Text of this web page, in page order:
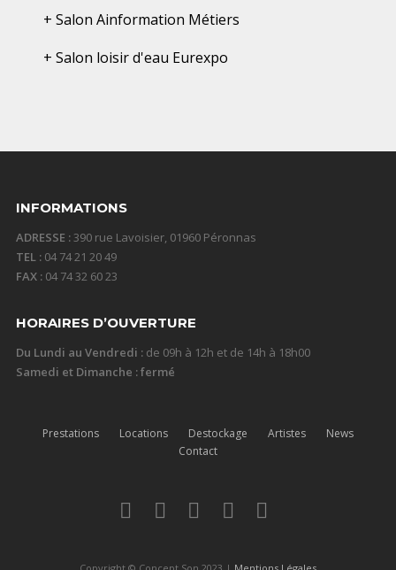
+ Salon Ainformation Métiers
+ Salon loisir d'eau Eurexpo
INFORMATIONS
ADRESSE :390 rue Lavoisier, 01960 Péronnas
TEL :04 74 21 20 49
FAX :04 74 32 60 23
HORAIRES D’OUVERTURE
Du Lundi au Vendredi :de 09h à 12h et de 14h à 18h00
Samedi et Dimanche : fermé
Prestations Locations Destockage Artistes
News
Contact